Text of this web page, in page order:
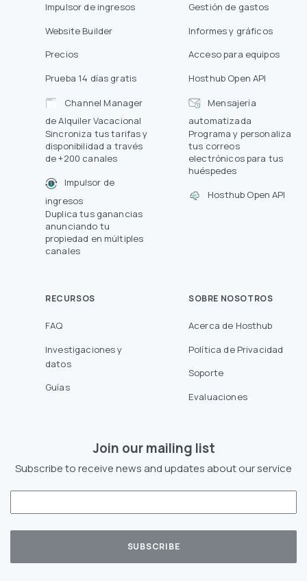
Impulsor de ingresos
Website Builder
Precios
Prueba 14 días gratis
Channel Manager
de Alquiler Vacacional
Sincroniza tus tarifas y
disponibilidad a través
de +200 canales
Impulsor de
ingresos
Duplica tus ganancias
anunciando tu
propiedad en múltiples
canales
Gestión de gastos
Informes y gráficos
Acceso para equipos
Hosthub Open API
Mensajería
automatizada
Programa y personaliza
tus correos
electrónicos para tus
huéspedes
Hosthub Open API
RECURSOS
FAQ
Investigaciones y
datos
Guías
SOBRE NOSOTROS
Acerca de Hosthub
Política de Privacidad
Soporte
Evaluaciones
Join our mailing list
Subscribe to receive news and updates about our service